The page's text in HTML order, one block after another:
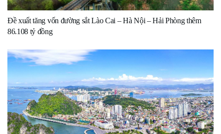
Đề xuất tăng vốn đường sắt Lào Cai – Hà Nội – Hải Phòng thêm
86.108 tỷ đồng